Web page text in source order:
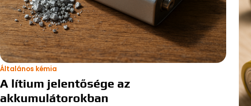
Általános kémia
A lítium jelentősége az
akkumulátorokban